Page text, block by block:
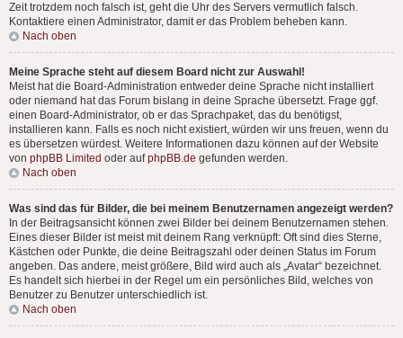
Zeit trotzdem noch falsch ist, geht die Uhr des Servers vermutlich falsch.
Kontaktiere einen Administrator, damit er das Problem beheben kann.
Nach oben
Meine Sprache steht auf diesem Board nicht zur Auswahl!
Meist hat die Board-Administration entweder deine Sprache nicht installiert
oder niemand hat das Forum bislang in deine Sprache übersetzt. Frage ggf.
einen Board-Administrator, ob er das Sprachpaket, das du benötigst,
installieren kann. Falls es noch nicht existiert, würden wir uns freuen, wenn du
es übersetzen würdest. Weitere Informationen dazu können auf der Website
von phpBB Limited oder aufphpBB.de gefunden werden.
Nach oben
Was sind das für Bilder, die bei meinem Benutzernamen angezeigt werden?
In der Beitragsansicht können zwei Bilder bei deinem Benutzernamen stehen.
Eines dieser Bilder ist meist mit deinem Rang verknüpft: Oft sind dies Sterne,
Kästchen oder Punkte, die deine Beitragszahl oder deinen Status im Forum
angeben. Das andere, meist größere, Bild wird auch als „Avatar“ bezeichnet.
Es handelt sich hierbei in der Regel um ein persönliches Bild, welches von
Benutzer zu Benutzer unterschiedlich ist.
Nach oben